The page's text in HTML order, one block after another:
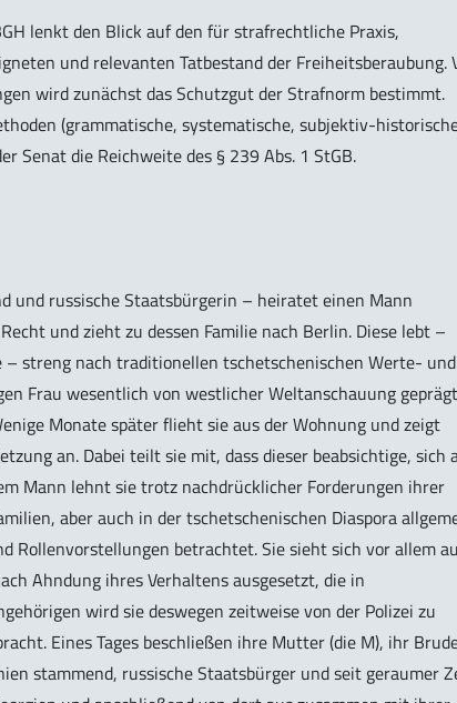
lenkt den Blick auf den für strafrechtliche Praxis,
und relevanten Tatbestand der Freiheitsberaubung.
wird zunächst das Schutzgut der Strafnorm bestimmt.
(grammatische, systematische, subjektiv-
Senatdie Reichweite des § 239 Abs. 1 StGB.
und russische Staatsbürgerin – heiratet einen Mann
und zieht zu dessen Familie nach Berlin. Diese lebt –
– streng nach traditionellen tschetschenischen Werte- und
Frau wesentlich von westlicher Weltanschauung geprägt
Monate später flieht sie aus der Wohnung und zeigt
an. Dabei teilt sie mit, dass dieser beabsichtige, sich
Mann lehnt sie trotz nachdrücklicher Forderungen ihrer
aber auch in der tschetschenischen Diaspora
Rollenvorstellungen betrachtet. Sie sieht sich vor allem
Ahndung ihres Verhaltens ausgesetzt, die in
wird sie deswegen zeitweise von der Polizei zu
Eines Tages beschließen ihre Mutter (die M), ihr
stammend, russische Staatsbürger und seit geraumer